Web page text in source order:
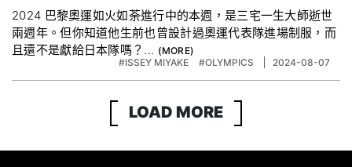
2024 巴黎奧運如火如荼進行中的本週，是三宅一生大師逝世
兩週年。但你知道他生前也曾設計過奧運代表隊進場制服，而
且還不是獻給日本隊嗎？...
#ISSEY MIYAKE #OLYMPICS 2024-08-07
LOAD MORE